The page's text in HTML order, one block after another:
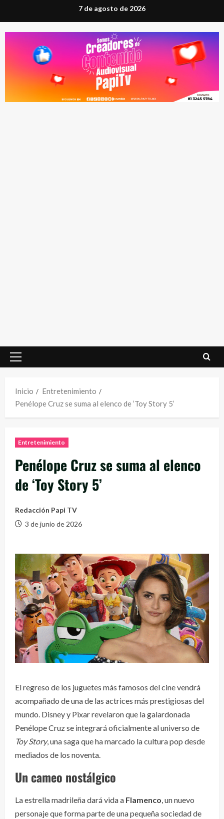
al
contenido
7 de agosto de 2026
Menú
Inicio
Entretenimiento
Penélope Cruz se suma al elenco de ‘Toy Story 5’
Entretenimiento
Penélope Cruz se suma al elenco
de ‘Toy Story 5’
Redacción Papi TV
3 de junio de 2026
El regreso de los juguetes más famosos del cine vendrá
acompañado de una de las actrices más prestigiosas del
mundo. Disney y Pixar revelaron que la galardonada
Penélope Cruz se integrará oficialmente al universo de
Toy Story, una saga que ha marcado la cultura pop desde
mediados de los noventa.
Un cameo nostálgico
La estrella madrileña dará vida a Flamenco, un nuevo
personaje que forma parte de una pequeña sociedad de